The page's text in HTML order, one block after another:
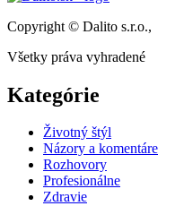
Copyright © Dalito s.r.o.,
Všetky práva vyhradené
Kategórie
Životný štýl
Názory a komentáre
Rozhovory
Profesionálne
Zdravie